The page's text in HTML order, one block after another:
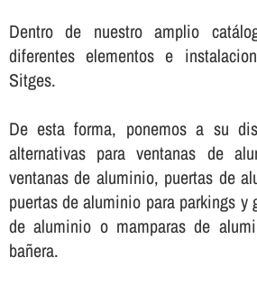
Dentro de nuestro amplio
diferentes elementos e
Sitges.
De esta forma, ponemos a su
alternativas para ventanas de
ventanas de aluminio, puertas de
puertas de aluminio para parkings y
de aluminio o mamparas de
bañera.